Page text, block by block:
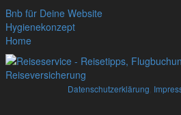
Bnb für Deine Website
Hygienekonzept
Home
Datenschutzerklärung